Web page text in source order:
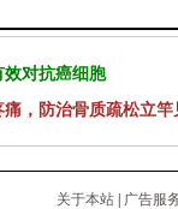
对抗癌细胞
，防治骨质疏松立竿
关于本站 | 广告服